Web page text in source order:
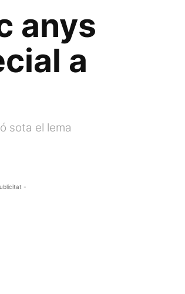
anys
a
sota el lema
-